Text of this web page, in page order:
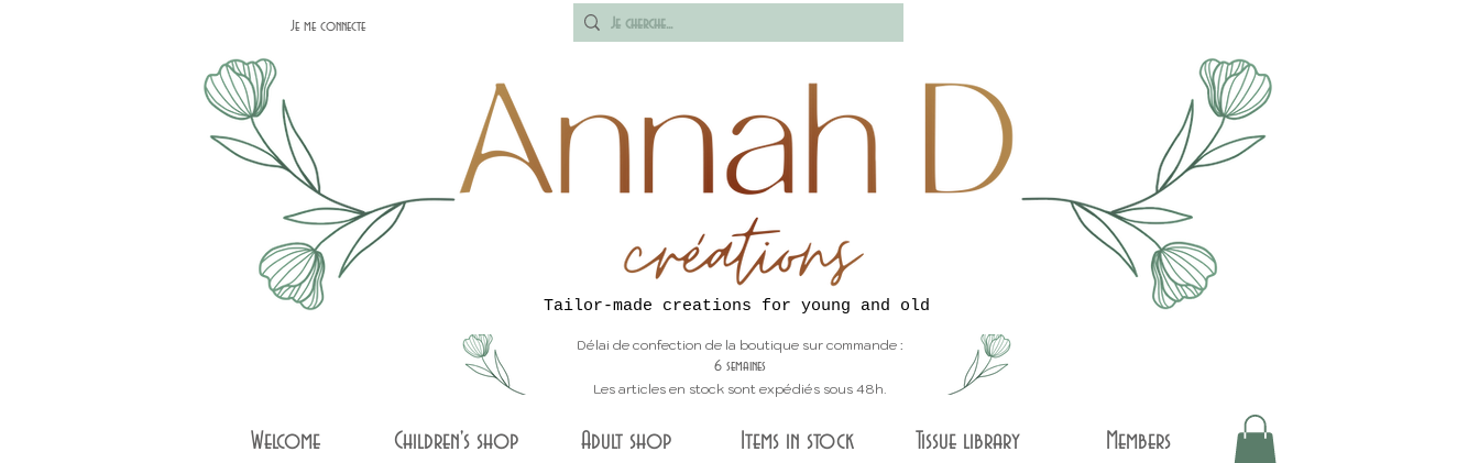
Je me connecte
Tailor-made creations for young and old
Délai de confection de la boutique sur commande :
6 semaines
Les articles en stock sont expédiés sous 48h.
Welcome Children's shop Adult shop Items in stock Tissue library Members